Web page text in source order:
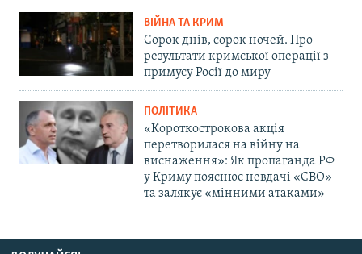
ВІЙНА ТА КРИМ
Сорок днів, сорок ночей. Про
результати кримської операції з
примусу Росії до миру
ПОЛІТИКА
«Короткострокова акція
перетворилася на війну на
виснаження»: Як пропаганда РФ
у Криму пояснює невдачі «СВО»
та залякує «мінними атаками»